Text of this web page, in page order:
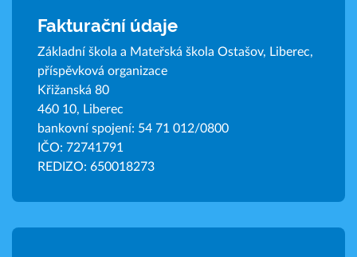
Fakturační údaje
Základní škola a Mateřská škola Ostašov, Liberec,
příspěvková organizace
Křižanská 80
460 10, Liberec
bankovní spojení: 54 71 012/0800
IČO: 72741791
REDIZO: 650018273